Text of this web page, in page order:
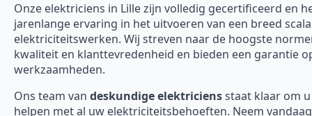
Onze elektriciens in Lille zijn volledig gecertificeerd en
jarenlange ervaring in het uitvoeren van een breed
elektriciteitswerken. Wij streven naar de hoogste
kwaliteit en klanttevredenheid en bieden een garantie
werkzaamheden.
Ons team van deskundige elektriciensstaat klaar om
helpen met al uw elektriciteitsbehoeften. Neem